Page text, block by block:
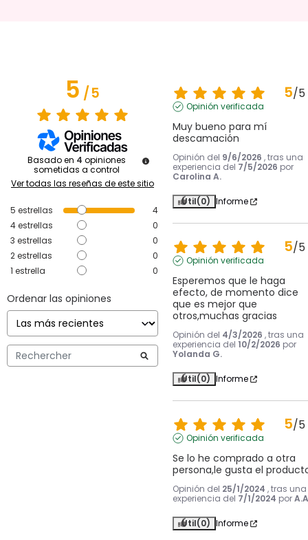
5/5
Basado en 4 opiniones
sometidas a control
Ver todas las reseñas de este sitio
5 estrellas
4
4estrellas
0
3 estrellas
0
2estrellas
0
1 estrella 0
Ordenar las opiniones
5/5
Opinión verificada
Muy bueno para mí
descamación
Opinión del 9/6/2026 , tras una
experiencia del 7/5/2026 por
Carolina A.
Útil(0) Informe
5/5
Opinión verificada
Esperemos que le haga
efecto, de momento dice
que es mejor que
otros,muchas gracias
Opinión del 4/3/2026 , tras una
experiencia del 10/2/2026 por
Yolanda G.
Útil(0) Informe
5/5
Opinión verificada
Se lo he comprado a otra
persona,le gusta el
Opinión del 25/1/2024 , tras una
experiencia del 7/1/2024 por
Útil(0) Informe